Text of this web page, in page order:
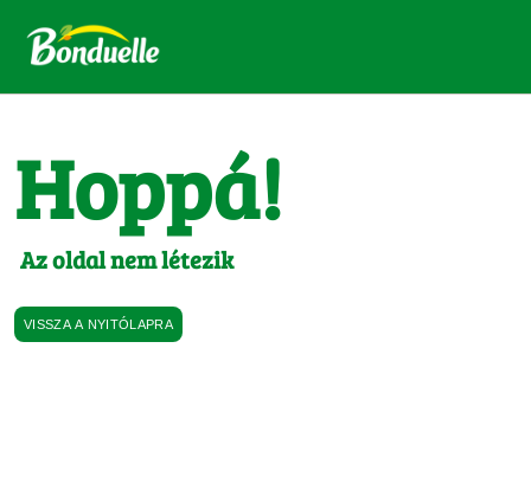
Hoppá!
Az oldal nem létezik
VISSZA A NYITÓLAPRA